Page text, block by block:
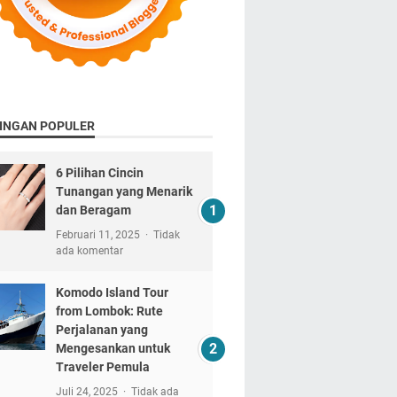
POPULER
6 Pilihan Cincin
Tunangan yang Menarik
dan Beragam
Februari 11, 2025
Tidak
ada komentar
Komodo Island Tour
from Lombok: Rute
Perjalanan yang
Mengesankan untuk
Traveler Pemula
Juli 24, 2025 Tidak ada